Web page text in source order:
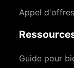
Appel
Guide pour